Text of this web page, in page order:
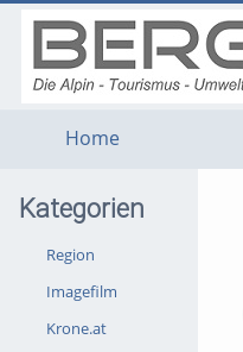
Home
Kategorien
Region
Imagefilm
Krone.at